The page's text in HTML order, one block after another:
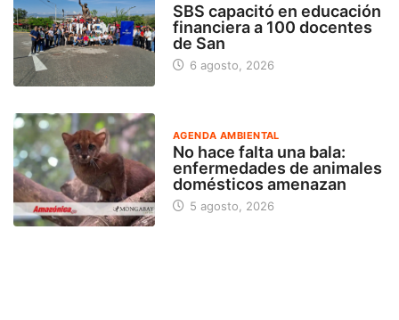
SBS capacitó en educación
financiera a 100 docentes
de San
6 agosto, 2026
AGENDA AMBIENTAL
No hace falta una bala:
enfermedades de animales
domésticos amenazan
5 agosto, 2026